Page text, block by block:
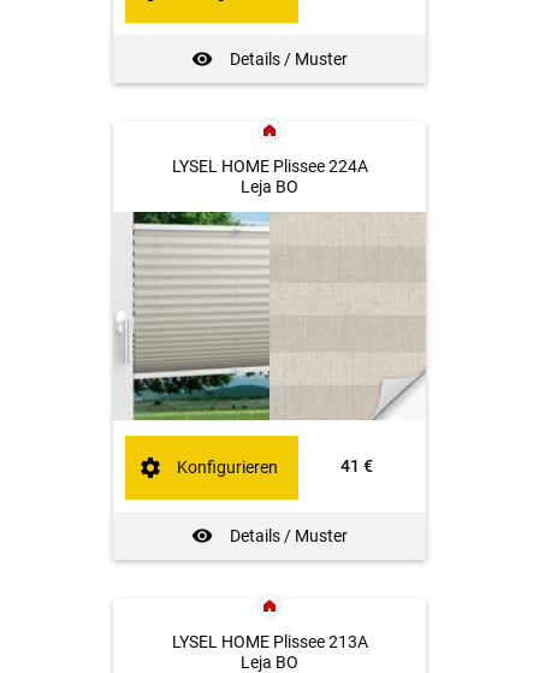
Details / Muster
LYSEL HOME Plissee 224A
Leja BO
41 €
Details / Muster
Konfigurieren
LYSEL HOME Plissee 213A
Leja BO